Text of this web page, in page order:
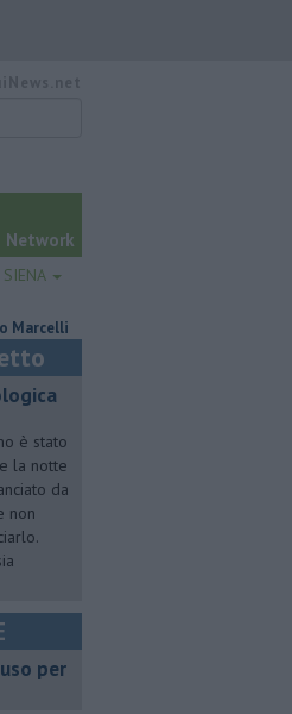
Network
SIENA
Contagiata da legionella, non ce
è stato
la notte
da
non
per